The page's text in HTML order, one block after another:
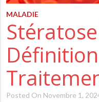
MALADIE
Posted On Novembre 1,